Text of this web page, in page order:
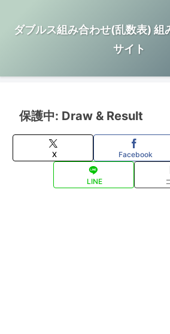
ダブルス組み合わせ(乱数表)
サイト
保護中: Draw & Result
X Facebook
LINE